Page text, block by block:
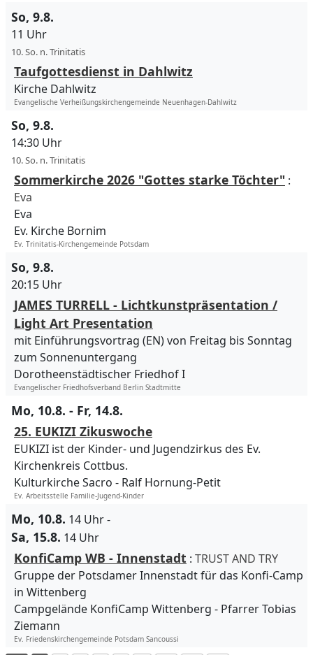
So, 9.8.
11 Uhr
10. So. n. Trinitatis
Taufgottesdienst in Dahlwitz
Kirche Dahlwitz
Evangelische Verheißungskirchengemeinde Neuenhagen-Dahlwitz
So, 9.8.
14:30 Uhr
10. So. n. Trinitatis
Sommerkirche 2026 "Gottes starke Töchter" :
Eva
Eva
Ev. Kirche Bornim
Ev. Trinitatis-Kirchengemeinde Potsdam
So, 9.8.
20:15 Uhr
JAMES TURRELL - Lichtkunstpräsentation /
Light Art Presentation
mit Einführungsvortrag (EN) von Freitag bis Sonntag
zum Sonnenuntergang
Dorotheenstädtischer Friedhof I
Evangelischer Friedhofsverband Berlin Stadtmitte
Mo, 10.8. - Fr, 14.8.
25. EUKIZI Zikuswoche
EUKIZI ist der Kinder- und Jugendzirkus des Ev.
Kirchenkreis Cottbus.
Kulturkirche Sacro
Ralf Hornung-Petit
Ev. Arbeitsstelle Familie-Jugend-Kinder
Mo, 10.8. 14 Uhr-
Sa, 15.8. 14 Uhr
KonfiCamp WB - Innenstadt : TRUST AND TRY
Gruppe der Potsdamer Innenstadt für das Konfi-Camp
in Wittenberg
Campgelände KonfiCamp Wittenberg
Pfarrer Tobias
Ziemann
Ev. Friedenskirchengemeinde Potsdam Sancoussi